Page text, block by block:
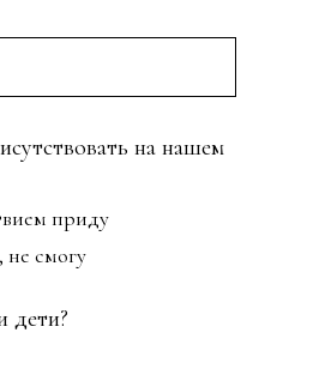
на нашем
приду
смогу
дети?